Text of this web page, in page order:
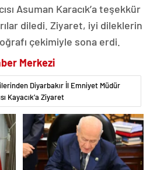
Asuman Karacık’a teşekkür
diledi. Ziyaret, iyi dileklerin
çekimiyle sona erdi.
Merkezi
Diyarbakır İl Emniyet Müdür
Kayacık’a Ziyaret